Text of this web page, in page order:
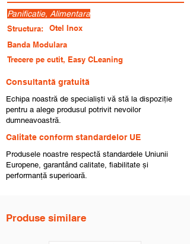
Panificatie, Alimentara
Structura:
Otel Inox
Banda Modulara
Trecere pe cutit, Easy CLeaning
Consultantă gratuită
Echipa noastră de specialiști vă stă la dispoziție
pentru a alege produsul potrivit nevoilor
dumneavoastră.
Calitate conform standardelor UE
Produsele noastre respectă standardele Uniunii
Europene, garantând calitate, fiabilitate și
performanță superioară.
Produse similare